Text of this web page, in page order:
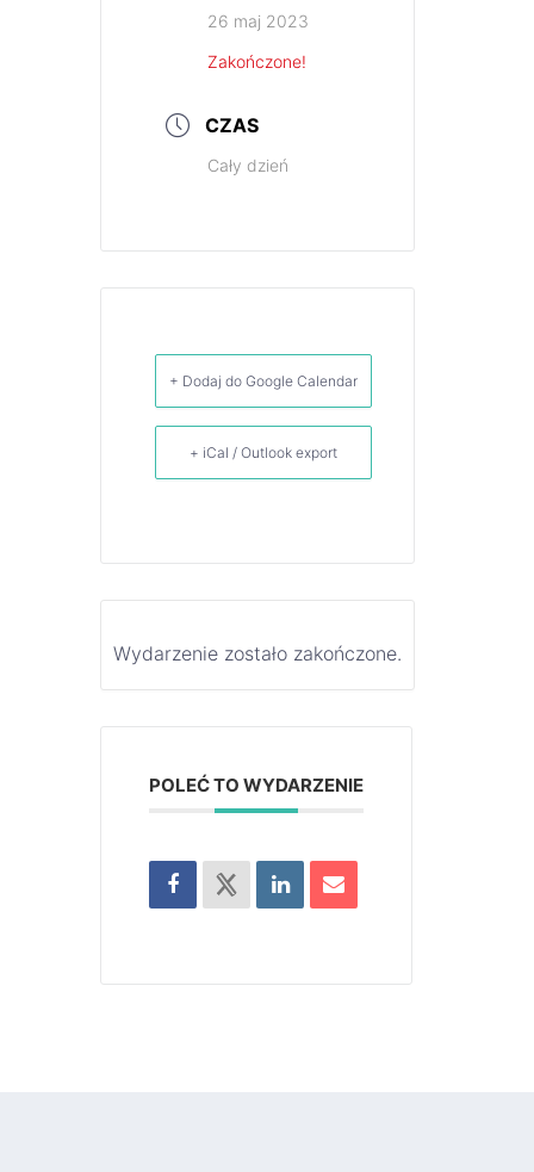
26 maj 2023
Zakończone!
CZAS
Cały dzień
+ Dodaj do Google Calendar
+ iCal / Outlook export
Wydarzenie zostało zakończone.
POLEĆ TO WYDARZENIE